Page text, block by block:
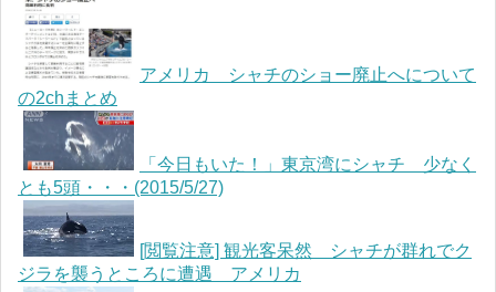
アメリカ シャチのショー廃止へについて
の2chまとめ
「今日もいた！」東京湾にシャチ 少なく
とも5頭・・・(2015/5/27)
[閲覧注意] 観光客呆然 シャチが群れでク
ジラを襲うところに遭遇 アメリカ